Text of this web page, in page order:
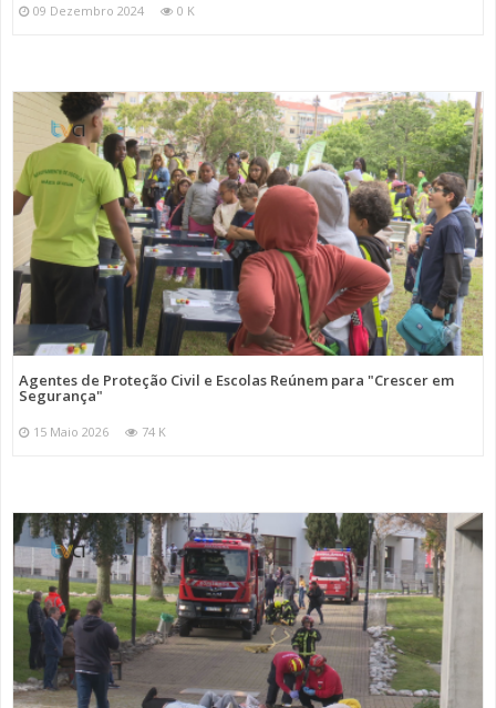
09 Dezembro 2024 0 K
Agentes de Proteção Civil e Escolas Reúnem para "Crescer em
Segurança"
15 Maio 2026 74 K